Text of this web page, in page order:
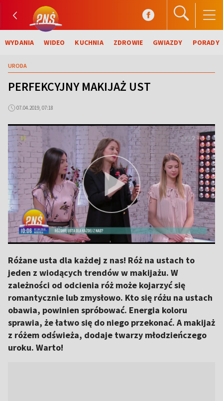
WYDANIA WIDEO KUCHNIA ZDROWIE GWIAZDY PORADY
URODA
PERFEKCYJNY MAKIJAŻ UST
07.04.2019, 07:18
Różane usta dla każdej z nas! Róż na ustach to
jeden z wiodących trendów w makijażu. W
zależności od odcienia róż może kojarzyć się
romantycznie lub zmysłowo. Kto się różu na ustach
obawia, powinien spróbować. Energia koloru
sprawia, że łatwo się do niego przekonać. A makijaż
z różem odświeża, dodaje twarzy młodzieńczego
uroku. Warto!